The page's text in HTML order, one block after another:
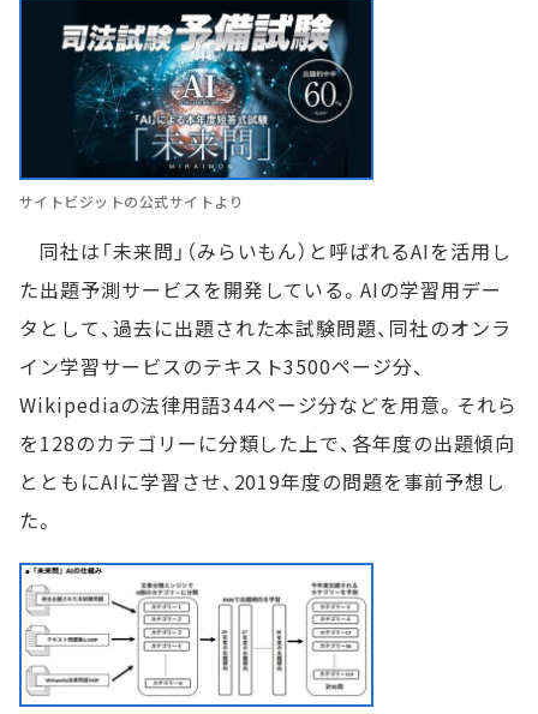
サイトビジットの公式サイトより
同社は「未来問」（みらいもん）と呼ばれるAIを活用し
た出題予測サービスを開発している。AIの学習用デー
タとして、過去に出題された本試験問題、同社のオンラ
イン学習サービスのテキスト3500ページ分、
Wikipediaの法律用語344ページ分などを用意。それら
を128のカテゴリーに分類した上で、各年度の出題傾向
とともにAIに学習させ、2019年度の問題を事前予想し
た。